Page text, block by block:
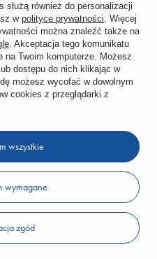
ceny brutto (z VAT).
służą również do personalizacji
w polityce prywatności. Więcej
można znaleźć także na
. Akceptacja tego komunikatu
na Twoim komputerze. Możesz
dostępu do nich klikając w
możesz wycofać w dowolnym
cookies z przeglądarki z
wymagane
zgód
wszystkie